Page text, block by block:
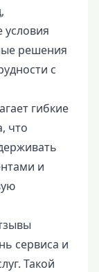
условия
решения
с
гибкие
что
и
сервиса и
Такой